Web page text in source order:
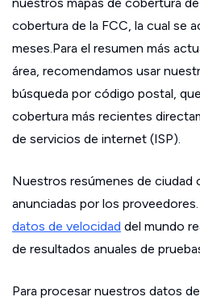
cobertura de la FCC, la cual se
meses.Para el resumen más
área, recomendamos usar
búsqueda por código postal,
cobertura más recientes
de servicios de internet (ISP).
Nuestros resúmenes de ciudad
anunciadas por los
datos de velocidad del mundo
de resultados anuales de
Para procesar nuestros datos